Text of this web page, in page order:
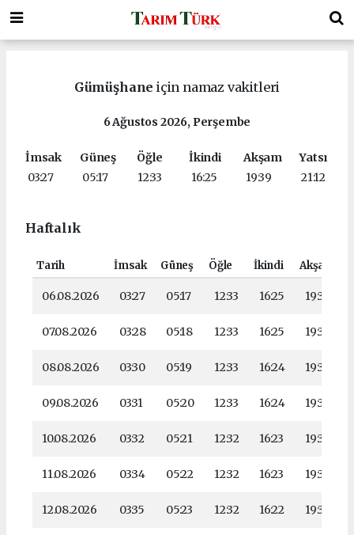
Gümüşhane için namaz vakitleri
6 Ağustos 2026, Perşembe
İmsak
03:27
Güneş
05:17
Öğle
12:33
İkindi
16:25
Akşam
19:39
Yatsı
21:12
Haftalık
Tarih İmsak Güneş Öğle İkindi Akşam
06.08.2026 03:27 05:17 12:33 16:25 19:39
07.08.2026 03:28 05:18 12:33 16:25 19:37
08.08.2026 03:30 05:19 12:33 16:24 19:36
09.08.2026 03:31 05:20 12:33 16:24 19:35
10.08.2026 03:32 05:21 12:32 16:23 19:34
11.08.2026 03:34 05:22 12:32 16:23 19:32
12.08.2026 03:35 05:23 12:32 16:22 19:31